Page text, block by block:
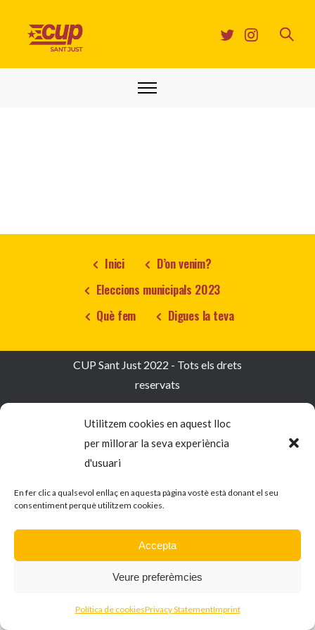
Utilitzem cookies en aquest lloc
per millorar la seva experiència
d'usuari
En fer clic a qualsevol enllaç en aquesta pàgina vostè està donant el seu
consentiment perquè utilitzem cookies.
Accepta
Veure preferèmcies
Política de cookiesPrivacy StatementImprint
Inici
D’on venim?
Eleccions municipals 2023
Què fem
Digues la teva
CUP Sant Just 2022 - Tots els drets
reservats
Política de Privacitat
Política de cookies